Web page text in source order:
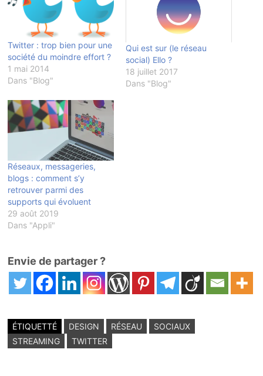
Twitter : trop bien pour une
société du moindre effort ?
1 mai 2014
Dans "Blog"
Qui est sur (le réseau
social) Ello ?
18 juillet 2017
Dans "Blog"
Réseaux, messageries,
blogs : comment s’y
retrouver parmi des
supports qui évoluent
29 août 2019
Dans "Appli"
Envie de partager ?
ÉTIQUETTÉ DESIGN RÉSEAU
SOCIAUX
STREAMING
TWITTER